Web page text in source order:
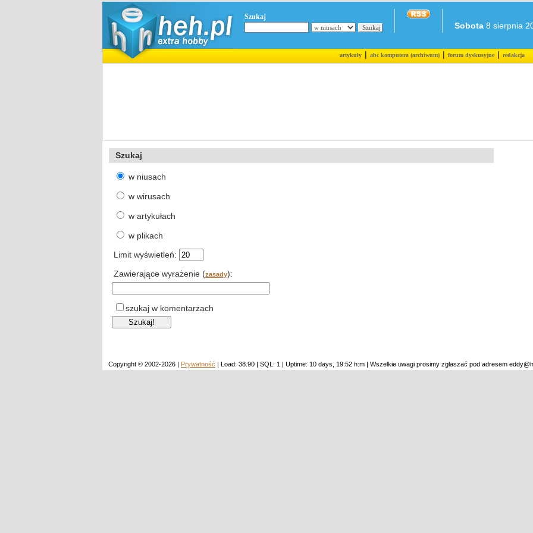
Szukaj
Sobota 8 sierpnia
artykuły|abc komputera (archiwum)|forum dyskusyjne|redakcja
Szukaj
w niusach
w wirusach
w artykułach
w plikach
Limit wyświetleń:
Zawierające wyrażenie (zasady):
szukaj w komentarzach
Copyright © 2002-2026 | Prywatność | Load: 38.90 | SQL: 1 | Uptime: 10 days, 19:52 h:m | Wszelkie uwagi prosimy zgłaszać pod adresem